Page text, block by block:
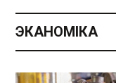
ЭКАНОМІКА